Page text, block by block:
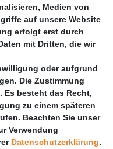
Medien von
auf unsere Website
erfolgt erst durch
mit Dritten, die wir
oder aufgrund
Die Zustimmung
Es besteht das Recht,
zu einem späteren
Beachten Sie unser
Verwendung
Daten­schutz­erklärung.